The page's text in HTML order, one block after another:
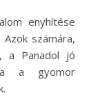
enyhítése
számára,
a Panadol jó
a gyomor